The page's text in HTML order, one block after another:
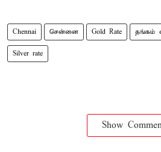
Chennai சென்னை Gold Rate தங்கம்
Silver rate
Show